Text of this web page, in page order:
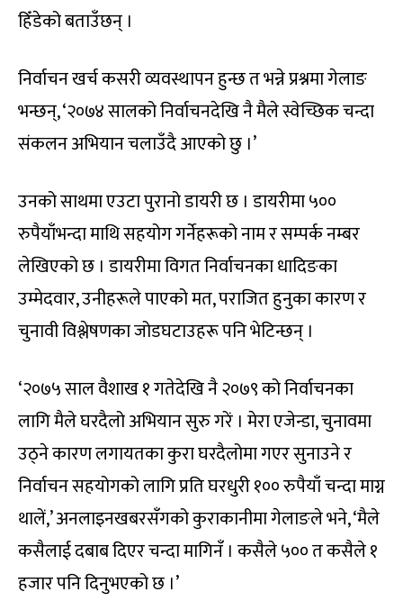
हिँडेको बताउँछन् ।
निर्वाचन खर्च कसरी व्यवस्थापन हुन्छ त भन्ने प्रश्नमा गेलाङ
भन्छन्, ‘२०७४ सालको निर्वाचनदेखि नै मैले स्वेच्छिक चन्दा
संकलन अभियान चलाउँदै आएको छु ।’
उनको साथमा एउटा पुरानो डायरी छ । डायरीमा ५००
रुपैयाँभन्दा माथि सहयोग गर्नेहरूको नाम र सम्पर्क नम्बर
लेखिएको छ । डायरीमा विगत निर्वाचनका धादिङका
उम्मेदवार, उनीहरूले पाएको मत, पराजित हुनुका कारण र
चुनावी विश्लेषणका जोडघटाउहरू पनि भेटिन्छन् ।
‘२०७५ साल वैशाख १ गतेदेखि नै २०७९ को निर्वाचनका
लागि मैले घरदैलो अभियान सुरु गरें । मेरा एजेन्डा, चुनावमा
उठ्ने कारण लगायतका कुरा घरदैलोमा गएर सुनाउने र
निर्वाचन सहयोगको लागि प्रति घरधुरी १०० रुपैयाँ चन्दा माग्न
थालें,’ अनलाइनखबरसँगको कुराकानीमा गेलाङले भने, ‘मैले
कसैलाई दबाब दिएर चन्दा मागिनँ । कसैले ५०० त कसैले १
हजार पनि दिनुभएको छ ।’